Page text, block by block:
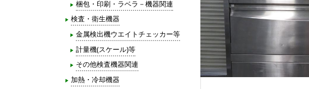
梱包・印刷・ラベラ－機器関連
検査・衛生機器
金属検出機ウエイトチェッカー等
計量機(スケール)等
その他検査機器関連
加熱・冷却機器